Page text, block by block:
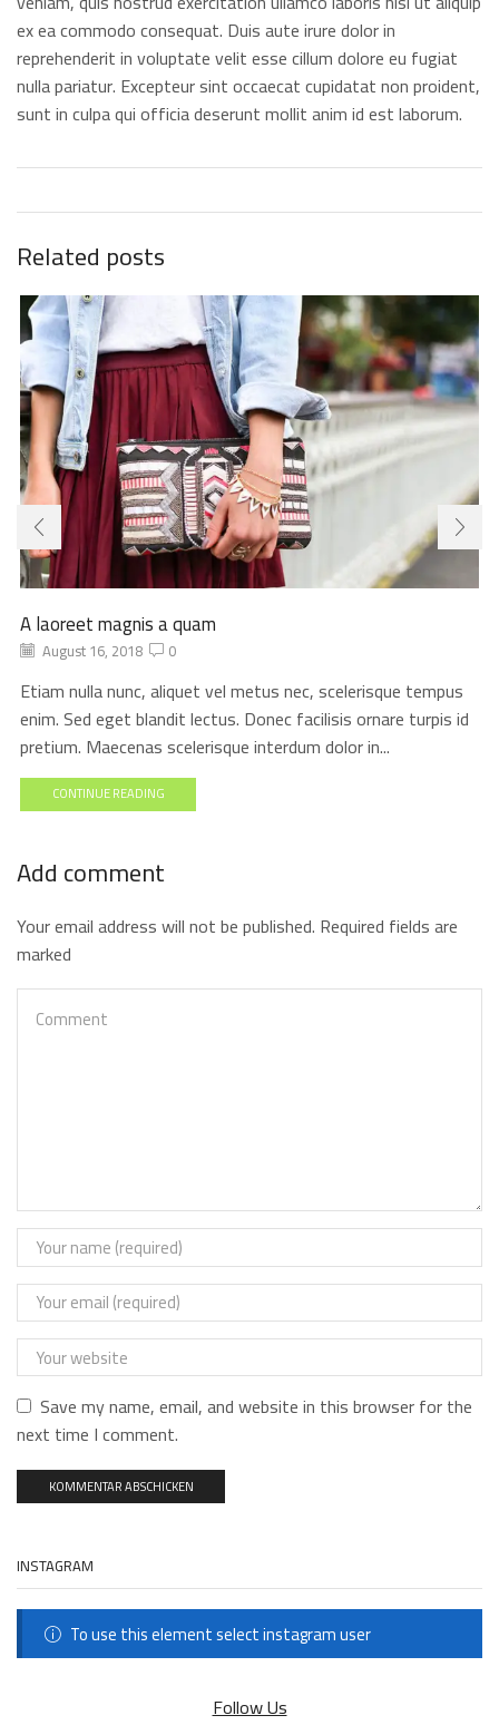
ex ea commodo consequat. Duis aute irure dolor in
reprehenderit in voluptate velit esse cillum dolore eu fugiat
nulla pariatur. Excepteur sint occaecat cupidatat non proident,
sunt in culpa qui officia deserunt mollit anim id est laborum.
Related posts
A laoreet magnis a quam
August 16, 2018 0
Etiam nulla nunc, aliquet vel metus nec, scelerisque tempus
enim. Sed eget blandit lectus. Donec facilisis ornare turpis id
pretium. Maecenas scelerisque interdum dolor in...
CONTINUE READING
Add comment
Your email address will not be published. Required fields are
marked
Save my name, email, and website in this browser for the
next time I comment.
INSTAGRAM
To use this element select instagram user
Follow Us